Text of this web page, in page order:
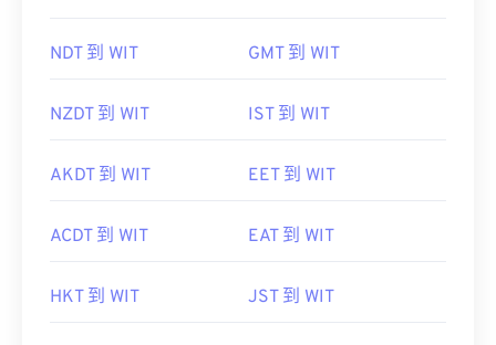
NDT 到 WIT GMT 到 WIT
NZDT 到 WIT IST 到 WIT
AKDT 到 WIT EET 到 WIT
ACDT 到 WIT EAT 到 WIT
HKT 到 WIT JST 到 WIT